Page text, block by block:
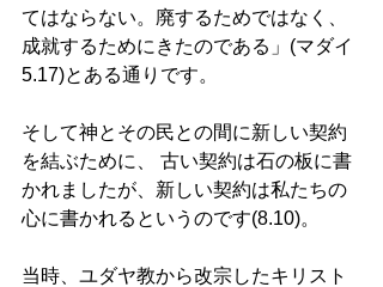
てはならない。廃するためではなく、
成就するためにきたのである」(マダイ
5.17)とある通りです。
そして神とその民との間に新しい契約
を結ぶために、 古い契約は石の板に書
かれましたが、新しい契約は私たちの
心に書かれるというのです(8.10)。
当時、ユダヤ教から改宗したキリスト